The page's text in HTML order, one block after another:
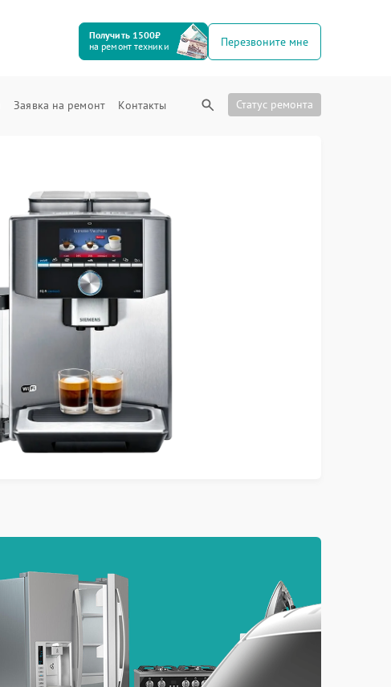
Получить 1500₽
на ремонт техники
Перезвоните мне
Заявка на ремонт Контакты Статус ремонта